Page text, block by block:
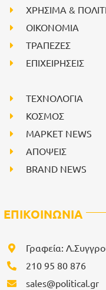
ΧΡΗΣΙΜΑ &
ΟΙΚΟΝΟΜΙΑ
ΤΡΑΠΕΖΕΣ
ΕΠΙΧΕΙΡΗΣΕΙΣ
ΤΕΧΝΟΛΟΓΙΑ
ΚΟΣΜΟΣ
ΜΑΡΚΕΤ NEWS
ΑΠΟΨΕΙΣ
BRAND NEWS
ΕΠΙΚΟΙΝΩΝΙΑ
Γραφεία:
210 95 80 876
sales@political.gr